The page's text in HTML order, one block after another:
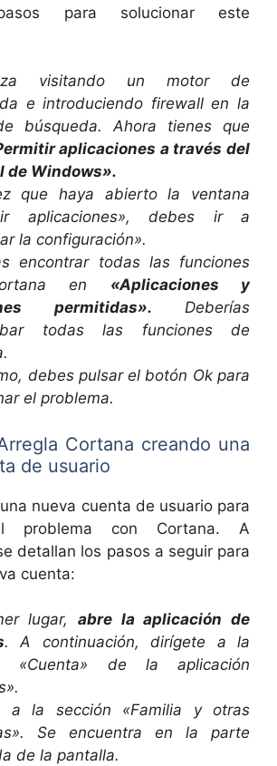
para solucionar este
visitando un motor de
e introduciendo firewall en la
búsqueda. Ahora tienes que
aplicaciones a través del
de Windows».
que haya abierto la ventana
aplicaciones», debes ir a
la configuración».
encontrar todas las funciones
en «Aplicaciones y
permitidas». Deberías
todas las funciones de
debes pulsar el botón Ok para
el problema.
Cortana creando una
de usuario
nueva cuenta de usuario para
problema con Cortana. A
detallan los pasos a seguir para
cuenta:
lugar, abre la aplicación de
. A continuación, dirígete a la
«Cuenta» de la aplicación
a la sección «Familia y otras
Se encuentra en la parte
de la pantalla.